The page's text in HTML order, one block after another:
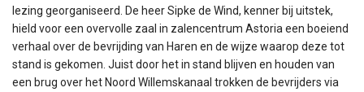
lezing georganiseerd. De heer Sipke de Wind, kenner bij uitstek,
hield voor een overvolle zaal in zalencentrum Astoria een boeiend
verhaal over de bevrijding van Haren en de wijze waarop deze tot
stand is gekomen. Juist door het in stand blijven en houden van
een brug over het Noord Willemskanaal trokken de bevrijders via